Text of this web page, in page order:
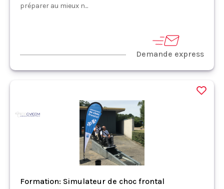
préparer au mieux n...
Demande express
Formation: Simulateur de choc frontal